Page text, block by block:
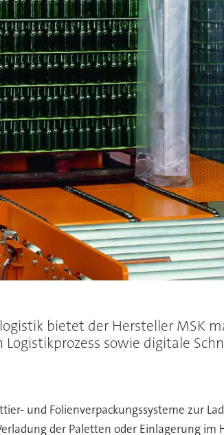
bietet der Hersteller MSK
sowie digitale
und Folienverpackungssysteme zur
der Paletten oder Einlagerung im